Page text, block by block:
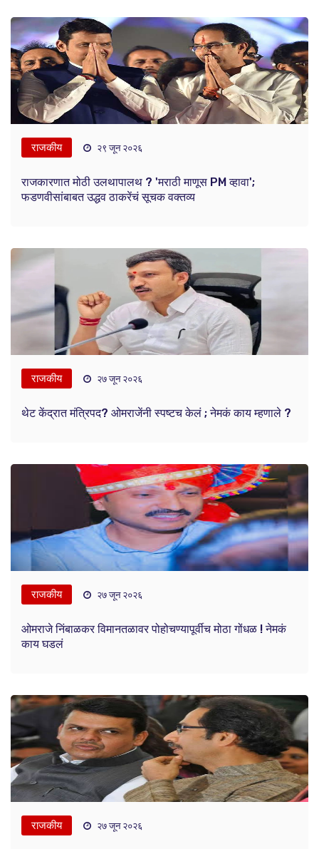
राजकीय २९ जून २०२६
राजकारणात मोठी उलथापालथ ? 'मराठी माणूस PM व्हावा';
फडणवीसांबाबत उद्धव ठाकरेंचं सूचक वक्तव्य
राजकीय २७ जून २०२६
थेट केंद्रात मंत्रिपद? ओमराजेंनी स्पष्टच केलं ; नेमकं काय म्हणाले ?
राजकीय २७ जून २०२६
ओमराजे निंबाळकर विमानतळावर पोहोचण्यापूर्वीच मोठा गोंधळ ! नेमकं
काय घडलं
राजकीय २७ जून २०२६